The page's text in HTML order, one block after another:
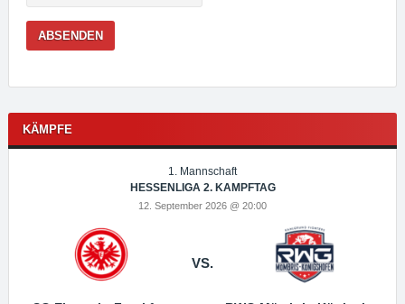
KÄMPFE
1. Mannschaft
HESSENLIGA 2. KAMPFTAG
12. September 2026 @ 20:00
VS.